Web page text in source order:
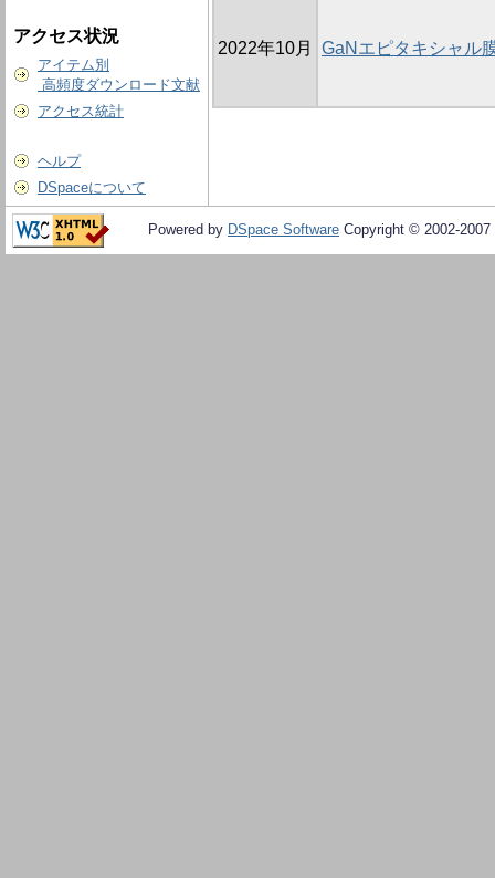
アクセス状況
アイテム別
高頻度ダウンロード文献
アクセス統計
ヘルプ
DSpaceについて
2022年10月 GaNエピタキシャル
Powered by DSpace Software Copyright © 2002-2007